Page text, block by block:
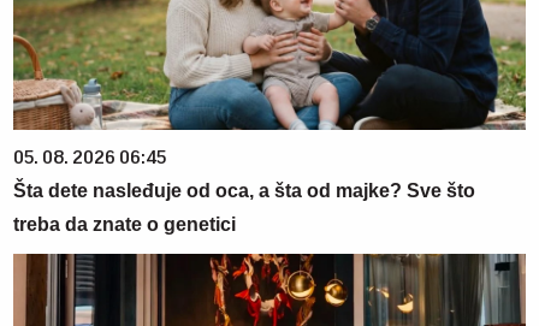
05. 08. 2026 06:45
Šta dete nasleđuje od oca, a šta od majke? Sve što
treba da znate o genetici